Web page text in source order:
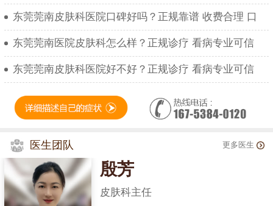
东莞莞南皮肤科医院口碑好吗？正规靠谱 收费合理 口
东莞莞南医院皮肤科怎么样？正规诊疗 看病专业可信
东莞莞南皮肤科医院好不好？正规诊疗 看病专业可信
医生团队 更多医生
殷芳
皮肤科主任